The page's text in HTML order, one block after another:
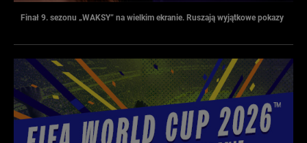
Finał 9. sezonu „WAKSY” na wielkim ekranie. Ruszają wyjątkowe pokazy